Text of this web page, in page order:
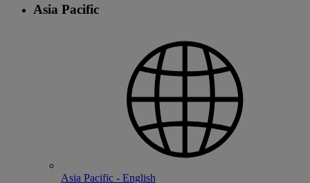
Asia Pacific
Asia Pacific - English